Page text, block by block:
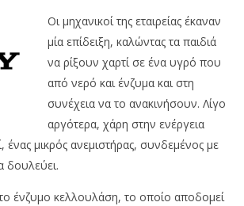
Οι μηχανικοί της εταιρείας έκαναν
μία επίδειξη, καλώντας τα παιδιά
να ρίξουν χαρτί σε ένα υγρό που
από νερό και ένζυμα και στη
συνέχεια να το ανακινήσουν. Λίγο
αργότερα, χάρη στην ενέργεια
ένας μικρός ανεμιστήρας, συνδεμένος με
δουλεύει.
ένζυμο κελλουλάση, το οποίο αποδομεί